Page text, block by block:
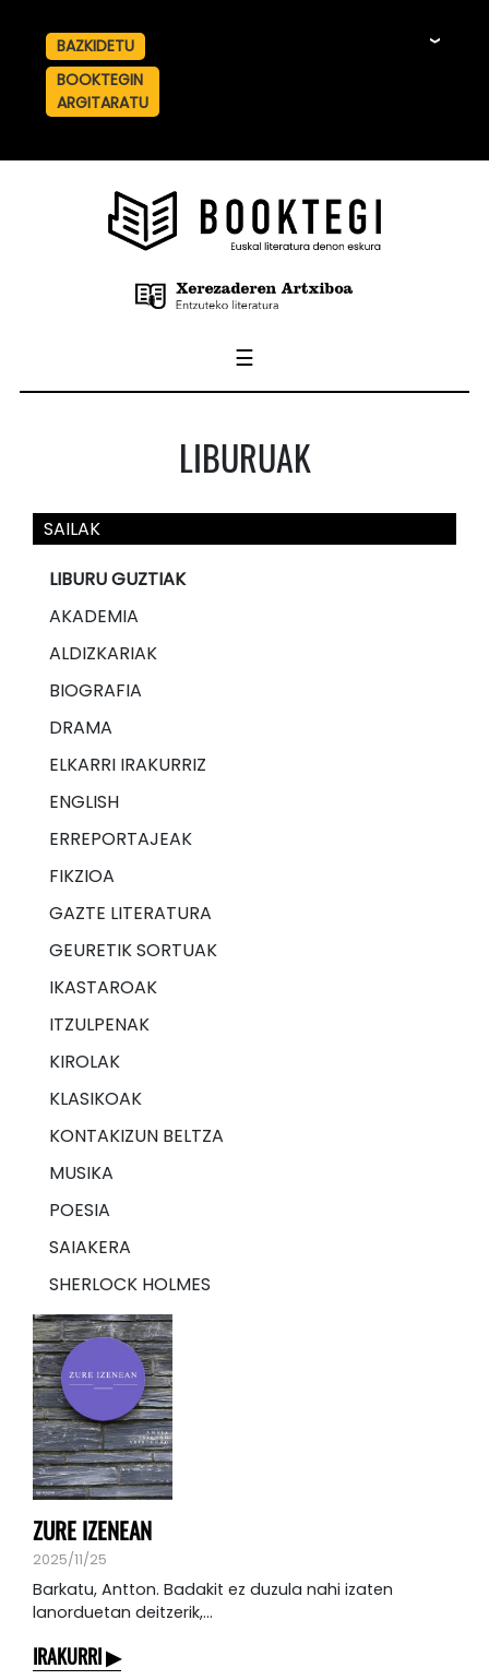
BAZKIDETU
BOOKTEGIN
ARGITARATU
☰
LIBURUAK
SAILAK
LIBURU GUZTIAK
AKADEMIA
ALDIZKARIAK
BIOGRAFIA
DRAMA
ELKARRI IRAKURRIZ
ENGLISH
ERREPORTAJEAK
FIKZIOA
GAZTE LITERATURA
GEURETIK SORTUAK
IKASTAROAK
ITZULPENAK
KIROLAK
KLASIKOAK
KONTAKIZUN BELTZA
MUSIKA
POESIA
SAIAKERA
SHERLOCK HOLMES
ZURE IZENEAN
2025/11/25
Barkatu, Antton. Badakit ez duzula nahi izaten
lanorduetan deitzerik,...
IRAKURRI